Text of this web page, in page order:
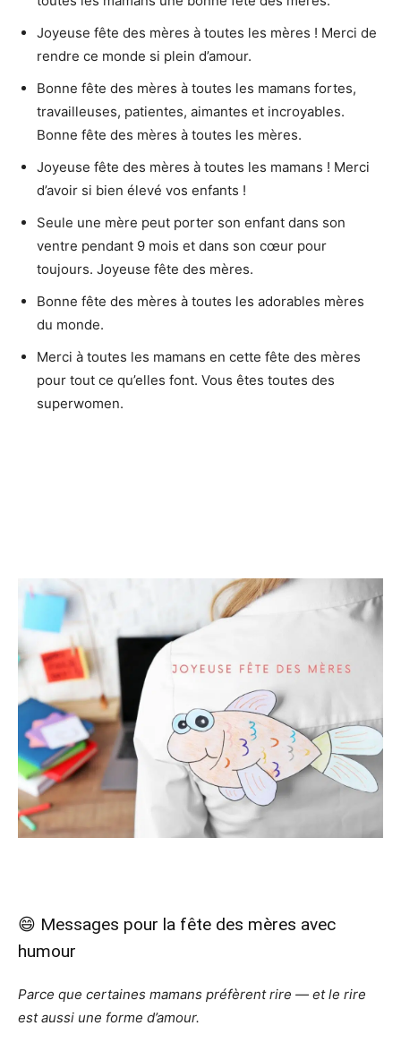
Joyeuse fête des mères à toutes les mères ! Merci de
rendre ce monde si plein d’amour.
Bonne fête des mères à toutes les mamans fortes,
travailleuses, patientes, aimantes et incroyables.
Bonne fête des mères à toutes les mères.
Joyeuse fête des mères à toutes les mamans ! Merci
d’avoir si bien élevé vos enfants !
Seule une mère peut porter son enfant dans son
ventre pendant 9 mois et dans son cœur pour
toujours. Joyeuse fête des mères.
Bonne fête des mères à toutes les adorables mères
du monde.
Merci à toutes les mamans en cette fête des mères
pour tout ce qu’elles font. Vous êtes toutes des
superwomen.
😄 Messages pour la fête des mères avec
humour
Parce que certaines mamans préfèrent rire — et le rire
est aussi une forme d’amour.